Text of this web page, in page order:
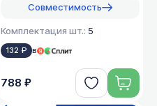
Совместимость
Комплектация шт.: 5
132 ₽ в
788 ₽